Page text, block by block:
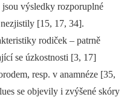
výsledky rozporuplné
[15, 17, 34].
rodiček –⁠ patrně
se úzkostnosti [3, 17]
resp. v anamnéze [35,
se objevily i zvýšené skóry